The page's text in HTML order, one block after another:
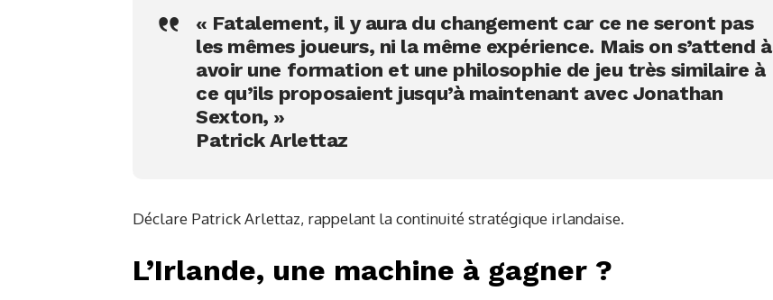
« Fatalement, il y aura du changement car ce ne seront pas
les mêmes joueurs, ni la même expérience. Mais on s’attend à
avoir une formation et une philosophie de jeu très similaire à
ce qu’ils proposaient jusqu’à maintenant avec Jonathan
Sexton, »
Patrick Arlettaz
Déclare Patrick Arlettaz, rappelant la continuité stratégique irlandaise.
L’Irlande, une machine à gagner ?